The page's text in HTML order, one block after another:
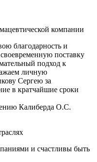
компании
благодарность и
поставку
подход к
личную
Сергею за
в кратчайшие сроки
Калиберда О.С.
и счастливы быть